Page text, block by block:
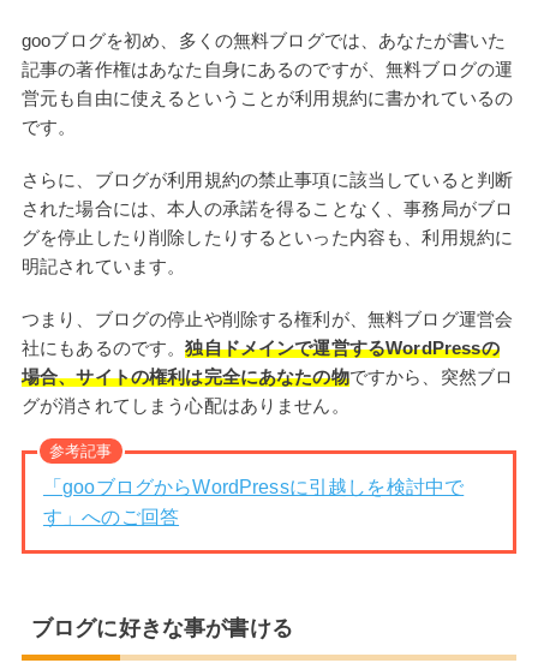
gooブログを初め、多くの無料ブログでは、あなたが書いた
記事の著作権はあなた自身にあるのですが、無料ブログの運
営元も自由に使えるということが利用規約に書かれているの
です。
さらに、ブログが利用規約の禁止事項に該当していると判断
された場合には、本人の承諾を得ることなく、事務局がブロ
グを停止したり削除したりするといった内容も、利用規約に
明記されています。
つまり、ブログの停止や削除する権利が、無料ブログ運営会
社にもあるのです。独自ドメインで運営するWordPressの
場合、サイトの権利は完全にあなたの物ですから、突然ブロ
グが消されてしまう心配はありません。
参考記事
「gooブログからWordPressに引越しを検討中で
す」へのご回答
ブログに好きな事が書ける